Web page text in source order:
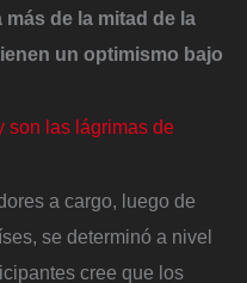
más de la mitad de la
un optimismo bajo
son las lágrimas de
a cargo, luego de
se determinó a nivel
cree que los